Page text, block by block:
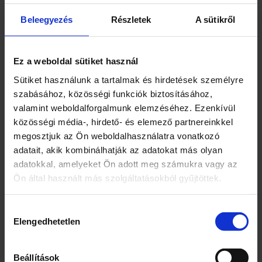
Beleegyezés Részletek A sütikről
Ez a weboldal sütiket használ
Sütiket használunk a tartalmak és hirdetések személyre
szabásához, közösségi funkciók biztosításához,
valamint weboldalforgalmunk elemzéséhez. Ezenkívül
közösségi média-, hirdető- és elemező partnereinkkel
megosztjuk az Ön weboldalhasználatra vonatkozó
adatait, akik kombinálhatják az adatokat más olyan
adatokkal, amelyeket Ön adott meg számukra vagy az
Ön által használt más szolgáltatásokból gyűjtöttek.
kiválasztása
Elengedhetetlen
Beállítások
4 tojásos száraztészta, csusza
H-2821 Gyermely, Bajnai út 1.
Márka
Gyermelyi
Friss gyermelyi tojással készült
Kiszerelés
500
Egység (szabadon)